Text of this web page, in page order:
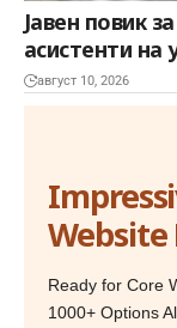
Јавен повик
асистенти на
август 10, 2026
Ready for Core
1000+ Options